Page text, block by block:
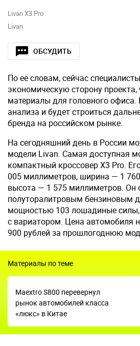
Livan X3 Pro
Livan
ОБСУДИТЬ
По её словам, сейчас
экономическую сторону проекта,
материалы для головного офиса.
анализа и будет строиться
бренда на российском рынке.
На сегодняшний день в России
модели Livan. Самая доступная
компактный кроссовер X3 Pro.
005 миллиметров, ширина — 1
высота — 1 575 миллиметров. Он
полуторалитровым бензиновым
мощностью 103 лошадиные
с вариатором. Цена автомобиля
900 рублей за прошлогоднюю
Материалы по теме
Maextro S800 перевернул
рынок автомобилей класса
«люкс» в Китае